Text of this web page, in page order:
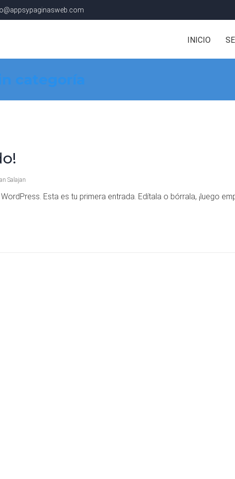
INICIO
categoría
Salajan
Esta es tu primera entrada. Edítala o bórrala, ¡luego